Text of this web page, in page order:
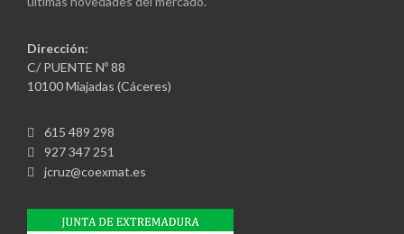
Dirección:
C/ PUENTE Nº 88
10100 Miajadas (Cáceres)
615 489 298
927 347 251
jcruz@coexmat.es